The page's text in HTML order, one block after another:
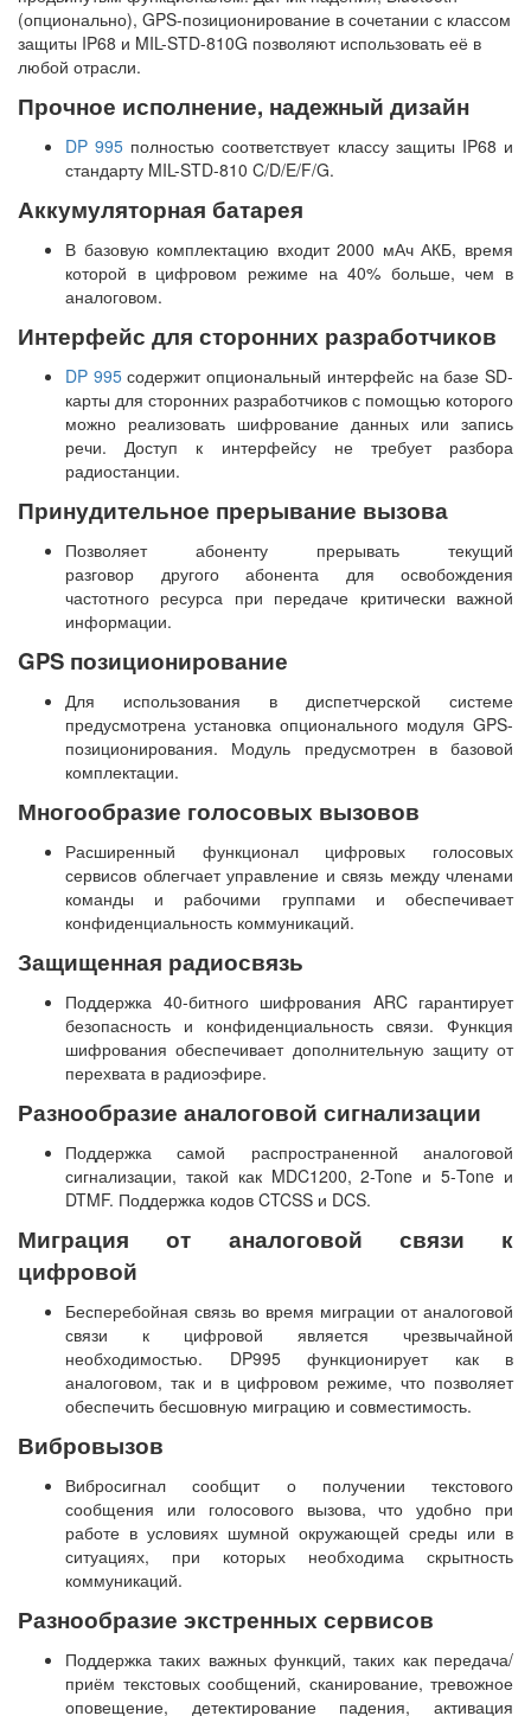
(опционально), GPS-позиционирование в сочетании с классом
защиты IP68 и MIL-STD-810G позволяют использовать её в
любой отрасли.
Прочное исполнение, надежный дизайн
DP 995 полностью соответствует классу защиты IP68 и
стандарту MIL-STD-810 C/D/E/F/G.
Аккумуляторная батарея
В базовую комплектацию входит 2000 мАч АКБ, время
которой в цифровом режиме на 40% больше, чем в
аналоговом.
Интерфейс для сторонних разработчиков
DP 995содержит опциональный интерфейс на базе SD-
карты для сторонних разработчиков с помощью которого
можно реализовать шифрование данных или запись
речи. Доступ к интерфейсу не требует разбора
радиостанции.
Принудительное прерывание вызова
Позволяет абоненту прерывать текущий
разговор другого абонента для освобождения
частотного ресурса при передаче критически важной
информации.
GPS позиционирование
Для использования в диспетчерской системе
предусмотрена установка опционального модуля GPS-
позиционирования. Модуль предусмотрен в базовой
комплектации.
Многообразие голосовых вызовов
Расширенный функционал цифровых голосовых
сервисов облегчает управление и связь между членами
команды и рабочими группами и обеспечивает
конфиденциальность коммуникаций.
Защищенная радиосвязь
Поддержка 40-битного шифрования ARC гарантирует
безопасность и конфиденциальность связи. Функция
шифрования обеспечивает дополнительную защиту от
перехвата в радиоэфире.
Разнообразие аналоговой сигнализации
Поддержка самой распространенной аналоговой
сигнализации, такой как MDC1200, 2-Tone и 5-Tone и
DTMF. Поддержка кодов CTCSS и DCS.
Миграция от аналоговой связи к
цифровой
Бесперебойная связь во время миграции от аналоговой
связи к цифровой является чрезвычайной
необходимостью. DP995 функционирует как в
аналоговом, так и в цифровом режиме, что позволяет
обеспечить бесшовную миграцию и совместимость.
Вибровызов
Вибросигнал сообщит о получении текстового
сообщения или голосового вызова, что удобно при
работе в условиях шумной окружающей среды или в
ситуациях, при которых необходима скрытность
коммуникаций.
Разнообразие экстренных сервисов
Поддержка таких важных функций, таких как передача/
приём текстовых сообщений, сканирование, тревожное
оповещение, детектирование падения, активация